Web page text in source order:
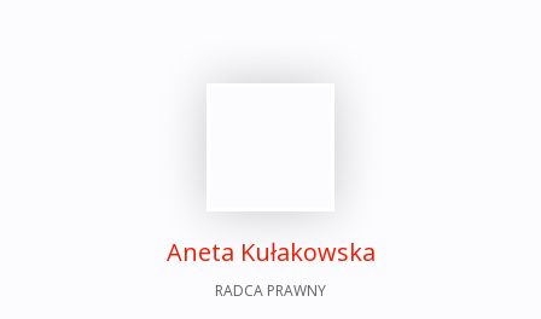
Aneta Kułakowska
RADCA PRAWNY